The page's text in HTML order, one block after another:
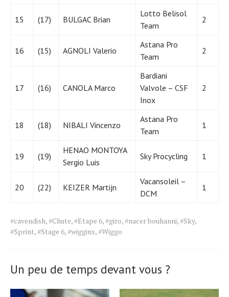
15 (17) BULGAC Brian
Lotto Belisol
Team
2
16 (15) AGNOLI Valerio
Astana Pro
Team
2
17 (16) CANOLA Marco
Bardiani
Valvole – CSF
Inox
2
18 (18) NIBALI Vincenzo
Astana Pro
Team
1
19 (19)
HENAO MONTOYA
Sergio Luis
Sky Procycling 1
20 (22) KEIZER Martijn
Vacansoleil –
DCM
1
Tags
for
#cavendish,#Chute,#Etape 6,#giro,#nacer bouhanni,#Sky,
#Sprint,#Stage 6,#wiggins,#Wiggo
Un peu de temps devant vous ?